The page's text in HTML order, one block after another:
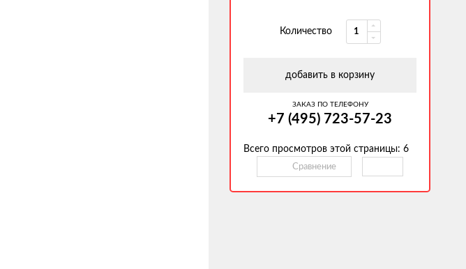
Количество
добавить в корзину
ЗАКАЗ ПО ТЕЛЕФОНУ
+7 (495) 723-57-23
Всего просмотров этой страницы: 6
Сравнение